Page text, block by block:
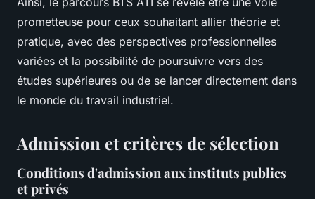
prometteuse pour ceux souhaitant allier théorie et
pratique, avec des perspectives professionnelles
variées et la possibilité de poursuivre vers des
études supérieures ou de se lancer directement dans
le monde du travail industriel.
Admission et critères de sélection
Conditions d'admission aux instituts publics
et privés